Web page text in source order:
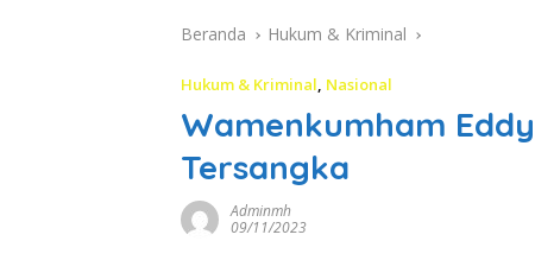
Beranda Hukum & Kriminal
Hukum & Kriminal, Nasional
Wamenkumham
Tersangka
Adminmh
09/11/2023